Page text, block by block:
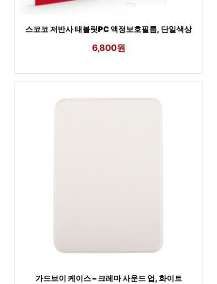
스코코 저반사 태블릿PC 액정보호필름, 단일색상
6,800원
가드브이 케이스 – 크레마 사운드 업, 화이트